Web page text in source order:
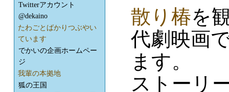
散り椿を
代劇映画
ます。
ストーリ
Twitterアカウント
@dekaino
たわごとばかりつぶやい
ています
でかいの企画ホームペー
ジ
我輩の本拠地
狐の王国